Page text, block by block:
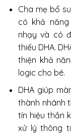
Cha mẹ bổ
có khả
nhạy và có
thiếu DHA.
thiện khả
logic cho bé.
DHA giúp
thành nhánh
tín hiệu thần
xử lý thông